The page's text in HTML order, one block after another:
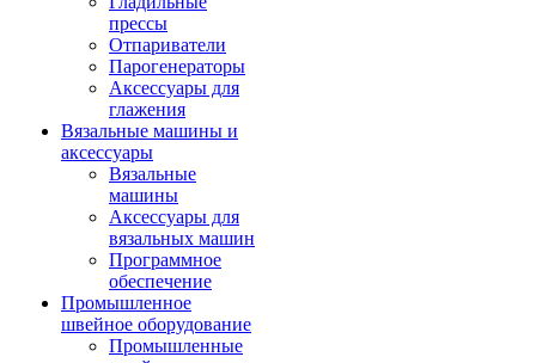
прессы
Отпариватели
Парогенераторы
Аксессуары для
глажения
Вязальные машины и
аксессуары
Вязальные
машины
Аксессуары для
вязальных машин
Программное
обеспечение
Промышленное
швейное оборудование
Промышленные